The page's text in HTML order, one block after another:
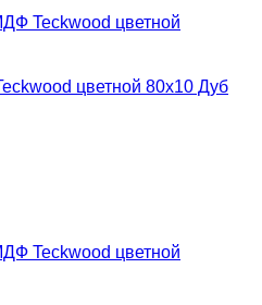
цветной 80х10 Дуб